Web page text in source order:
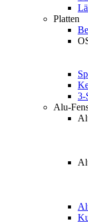
Platten
3-
Alu-